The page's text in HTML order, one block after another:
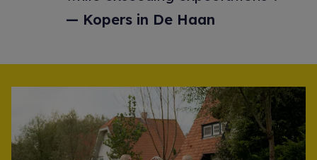
Kopers in De Haan